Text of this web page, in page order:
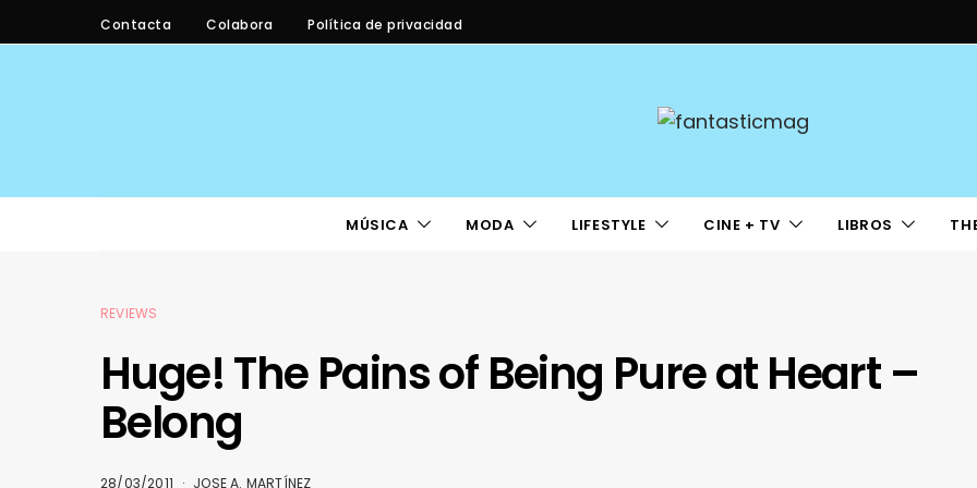
Contacta Colabora Política de privacidad
MÚSICA MODA LIFESTYLE CINE + TV LIBROS
REVIEWS
Huge! The Pains of Being Pure at Heart –
Belong
28/03/2011 JOSE A. MARTÍNEZ